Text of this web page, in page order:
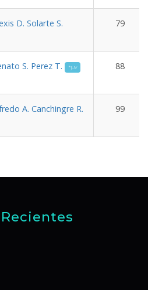
D. Solarte S. 79
S. Perez T. *JUV 88
A. Canchingre R. 99
Recientes